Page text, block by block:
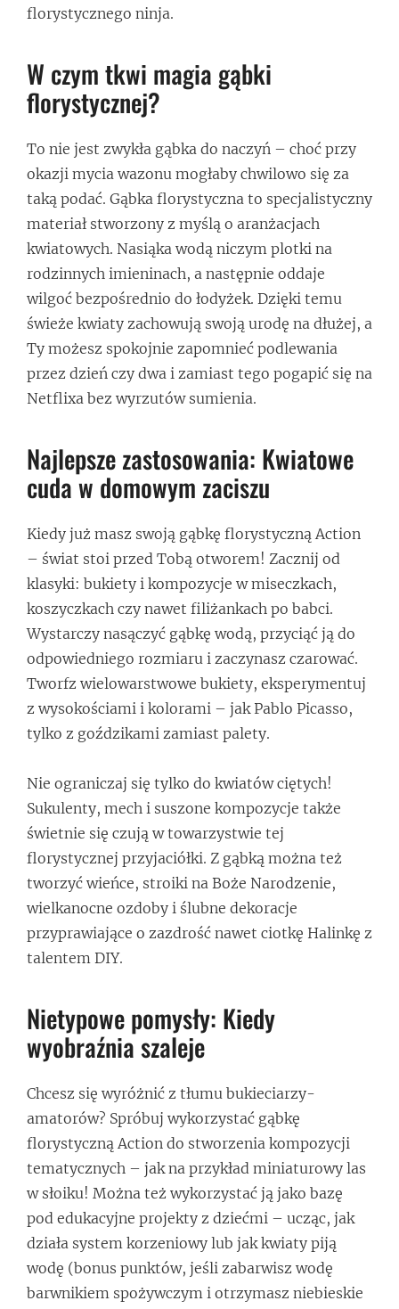
florystycznego ninja.
W czym tkwi magia gąbki
florystycznej?
To nie jest zwykła gąbka do naczyń – choć przy
okazji mycia wazonu mogłaby chwilowo się za
taką podać. Gąbka florystyczna to specjalistyczny
materiał stworzony z myślą o aranżacjach
kwiatowych. Nasiąka wodą niczym plotki na
rodzinnych imieninach, a następnie oddaje
wilgoć bezpośrednio do łodyżek. Dzięki temu
świeże kwiaty zachowują swoją urodę na dłużej, a
Ty możesz spokojnie zapomnieć podlewania
przez dzień czy dwa i zamiast tego pogapić się na
Netflixa bez wyrzutów sumienia.
Najlepsze zastosowania: Kwiatowe
cuda w domowym zaciszu
Kiedy już masz swoją gąbkę florystyczną Action
– świat stoi przed Tobą otworem! Zacznij od
klasyki: bukiety i kompozycje w miseczkach,
koszyczkach czy nawet filiżankach po babci.
Wystarczy nasączyć gąbkę wodą, przyciąć ją do
odpowiedniego rozmiaru i zaczynasz czarować.
Tworfz wielowarstwowe bukiety, eksperymentuj
z wysokościami i kolorami – jak Pablo Picasso,
tylko z goździkami zamiast palety.
Nie ograniczaj się tylko do kwiatów ciętych!
Sukulenty, mech i suszone kompozycje także
świetnie się czują w towarzystwie tej
florystycznej przyjaciółki. Z gąbką można też
tworzyć wieńce, stroiki na Boże Narodzenie,
wielkanocne ozdoby i ślubne dekoracje
przyprawiające o zazdrość nawet ciotkę Halinkę z
talentem DIY.
Nietypowe pomysły: Kiedy
wyobraźnia szaleje
Chcesz się wyróżnić z tłumu bukieciarzy-
amatorów? Spróbuj wykorzystać gąbkę
florystyczną Action do stworzenia kompozycji
tematycznych – jak na przykład miniaturowy las
w słoiku! Można też wykorzystać ją jako bazę
pod edukacyjne projekty z dziećmi – ucząc, jak
działa system korzeniowy lub jak kwiaty piją
wodę (bonus punktów, jeśli zabarwisz wodę
barwnikiem spożywczym i otrzymasz niebieskie